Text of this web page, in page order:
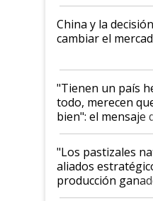
China y la
cambiar el
"Tienen un país
todo, merecen
bien": el mensaje
ganadera
oportunidades
para el agro en
foco en la carne
"Los pastizales
aliados
producción
la iniciativa que